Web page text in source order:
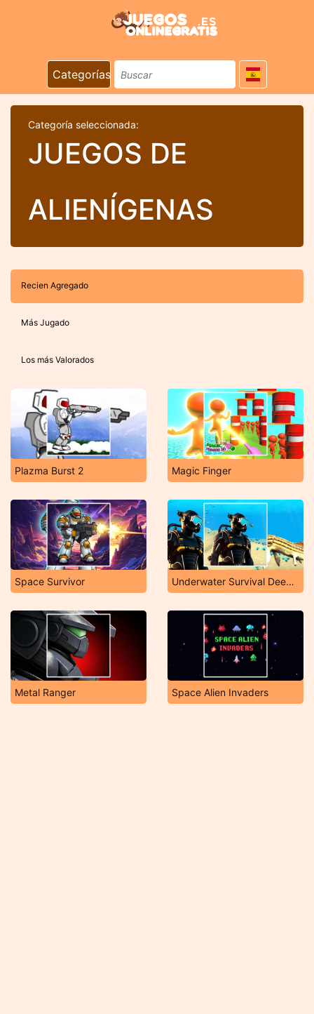
Categorías
Categoría seleccionada:
JUEGOS DE
ALIENÍGENAS
Recien Agregado
Más Jugado
Los más Valorados
Plazma Burst 2 Magic Finger
Space Survivor Underwater Survival Deep Dive
Metal Ranger Space Alien Invaders